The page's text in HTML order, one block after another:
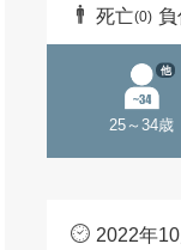
死亡(0) 負
25～34歳
他
2022年